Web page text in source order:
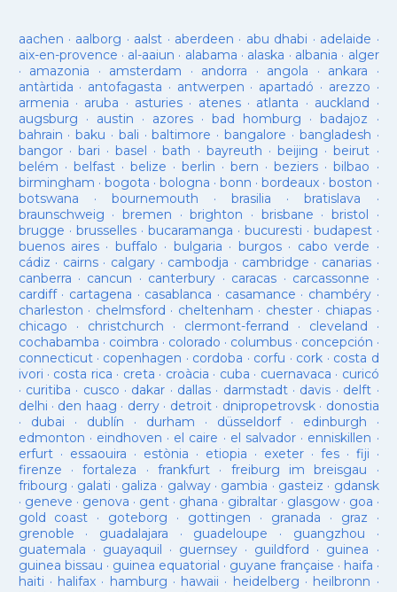
aachen · aalborg · aalst · aberdeen · abu dhabi · adelaide ·
aix-en-provence · al-aaiun · alabama · alaska · albania · alger
· amazonia · amsterdam · andorra · angola · ankara ·
antàrtida · antofagasta · antwerpen · apartadó · arezzo ·
armenia · aruba · asturies· atenes· atlanta · auckland ·
augsburg · austin · azores·bad homburg ·badajoz ·
bahrain ·baku · bali ·baltimore ·bangalore · bangladesh ·
bangor· bari ·basel ·bath · bayreuth ·beijing ·beirut ·
belém · belfast· belize · berlin ·bern ·beziers ·bilbao ·
birmingham · bogota · bologna ·bonn ·bordeaux ·boston ·
botswana · bournemouth ·brasilia ·bratislava ·
braunschweig · bremen ·brighton · brisbane · bristol ·
brugge · brusselles· bucaramanga · bucuresti · budapest·
buenos aires· buffalo · bulgaria · burgos· cabo verde ·
cádiz · cairns· calgary · cambodja · cambridge · canarias·
canberra · cancun · canterbury · caracas · carcassonne ·
cardiff· cartagena · casablanca · casamance · chambéry·
charleston · chelmsford · cheltenham · chester· chiapas ·
chicago · christchurch · clermont-ferrand · cleveland ·
cochabamba · coimbra · colorado · columbus· concepción ·
connecticut· copenhagen · cordoba · corfu · cork · costa d
ivori · costa rica · creta · croàcia · cuba · cuernavaca · curicó
· curitiba · cusco · dakar · dallas · darmstadt· davis · delft ·
delhi · den haag · derry· detroit· dnipropetrovsk· donostia
· dubai · dublín · durham · düsseldorf· edinburgh ·
edmonton · eindhoven · el caire · el salvador · enniskillen ·
erfurt· essaouira · estònia · etiopia · exeter· fes· fiji ·
firenze ·fortaleza · frankfurt· freiburg im breisgau ·
fribourg · galati · galiza · galway· gambia · gasteiz · gdansk
· geneve · genova · gent· ghana · gibraltar· glasgow· goa ·
gold coast · goteborg · gottingen · granada · graz ·
grenoble · guadalajara · guadeloupe · guangzhou ·
guatemala · guayaquil · guernsey· guildford · guinea ·
guinea bissau · guinea equatorial · guyane française · haifa ·
haiti · halifax · hamburg · hawaii · heidelberg · heilbronn ·